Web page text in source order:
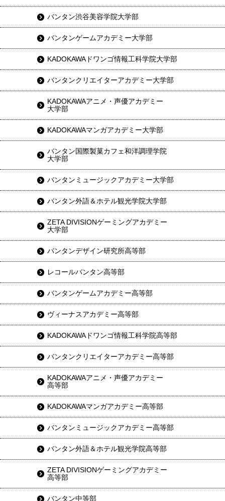
バンタン渋谷美容学院大学部
バンタンゲームアカデミー大学部
KADOKAWAドワンゴ情報工科学院大学部
バンタンクリエイターアカデミー大学部
KADOKAWAアニメ・声優アカデミー
大学部
KADOKAWAマンガアカデミー大学部
バンタン国際製菓カフェ和洋調理学院
大学部
バンタンミュージックアカデミー大学部
バンタン外語＆ホテル観光学院大学部
ZETA DIVISIONゲーミングアカデミー
大学部
バンタンデザイン研究所高等部
レコールバンタン高等部
バンタンゲームアカデミー高等部
ヴィーナスアカデミー高等部
KADOKAWAドワンゴ情報工科学院高等部
バンタンクリエイターアカデミー高等部
KADOKAWAアニメ・声優アカデミー
高等部
KADOKAWAマンガアカデミー高等部
バンタンミュージックアカデミー高等部
バンタン外語＆ホテル観光学院高等部
ZETA DIVISIONゲーミングアカデミー
高等部
バンタン中等部